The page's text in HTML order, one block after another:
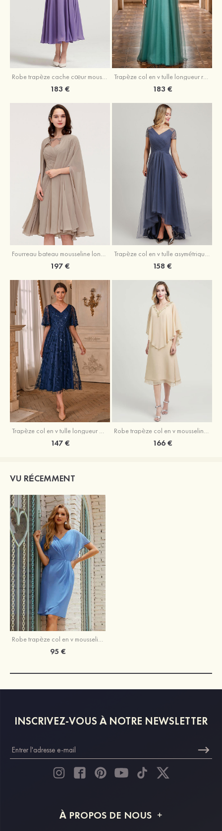
Robe trapèze cache cœur mousseline longueur mollet robe de mère de la mariée avec plissé veste
183 €
Trapèze col en v tulle longueur ras du sol robe de mère de la mariée avec perles paillettes
183 €
Fourreau bateau mousseline longueur genou robe de mère de la mariée avec appliqué plissé veste
197 €
Trapèze col en v tulle asymétrique robe de mère de la mariée
158 €
Trapèze col en v tulle longueur mollet robe de mère de la mariée avec appliqué paillettes ceinture
147 €
Robe trapèze col en v mousseline longueur mollet robe de mère de la mariée avec perle
166 €
VU RÉCEMMENT
Robe trapèze col en v mousseline longueur genou robe de mère de la mariée
95 €
INSCRIVEZ-VOUS À NOTRE NEWSLETTER
À PROPOS DE NOUS